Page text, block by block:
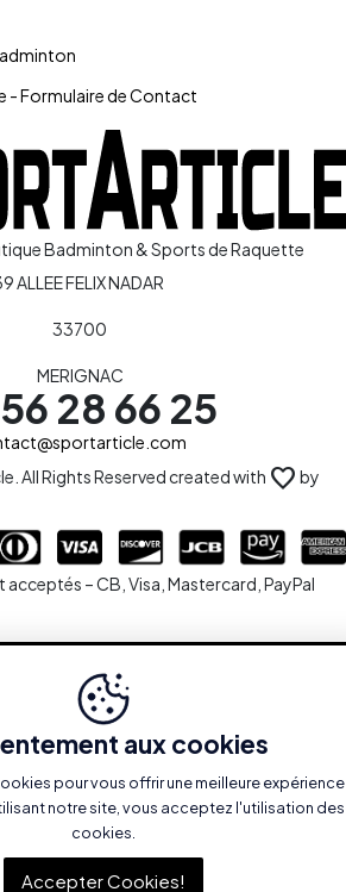
- Formulaire de Contact
Badminton & Sports de Raquette
ALLEE FELIX NADAR
33700
MERIGNAC
28 66 25
All Rights Reserved created with favorite by
– CB, Visa, Mastercard, PayPal
la S.A.R.L SPORTARTICLE en sa totalité,
droits y afférents. Toute reproduction,
systématiquement soumise à l'autorisation
les liaisons du type hypertextes vers le
sans demandes spécifiques.
aux cookies
pour vous offrir une meilleure expérience
notre site, vous acceptez l'utilisation des
cookies.
Accepter Cookies!